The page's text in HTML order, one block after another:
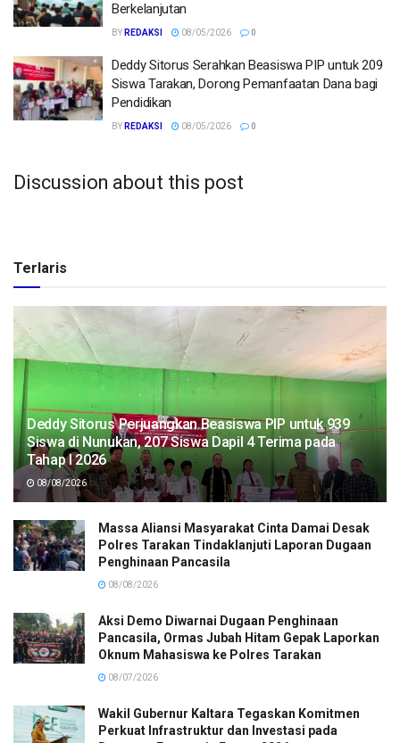
Berkelanjutan
BY REDAKSI 08/05/2026 0
Deddy Sitorus Serahkan Beasiswa PIP untuk 209
Siswa Tarakan, Dorong Pemanfaatan Dana bagi
Pendidikan
BY REDAKSI 08/05/2026 0
Discussion about this post
Terlaris
Deddy Sitorus Perjuangkan Beasiswa PIP untuk 939
Siswa di Nunukan, 207 Siswa Dapil 4 Terima pada
Tahap I 2026
08/08/2026
Massa Aliansi Masyarakat Cinta Damai Desak
Polres Tarakan Tindaklanjuti Laporan Dugaan
Penghinaan Pancasila
08/08/2026
Aksi Demo Diwarnai Dugaan Penghinaan
Pancasila, Ormas Jubah Hitam Gepak Laporkan
Oknum Mahasiswa ke Polres Tarakan
08/07/2026
Wakil Gubernur Kaltara Tegaskan Komitmen
Perkuat Infrastruktur dan Investasi pada